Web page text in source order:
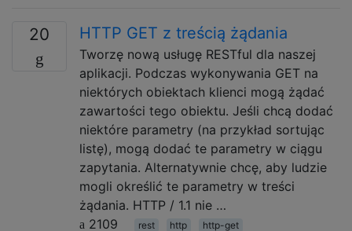
20 HTTP GET z treścią żądania
Tworzę nową usługę RESTful dla naszej
aplikacji. Podczas wykonywania GET na
niektórych obiektach klienci mogą żądać
zawartości tego obiektu. Jeśli chcą dodać
niektóre parametry (na przykład sortując
listę), mogą dodać te parametry w ciągu
zapytania. Alternatywnie chcę, aby ludzie
mogli określić te parametry w treści
żądania. HTTP / 1.1 nie …
2109
rest http http-get